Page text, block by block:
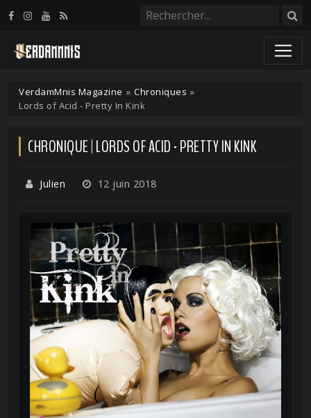
VerdamMnis Magazine » Chroniques »
Lords of Acid - Pretty In Kink
CHRONIQUE | LORDS OF ACID - PRETTY IN KINK
Julien 12 juin 2018
Panneau de gestion des cookies